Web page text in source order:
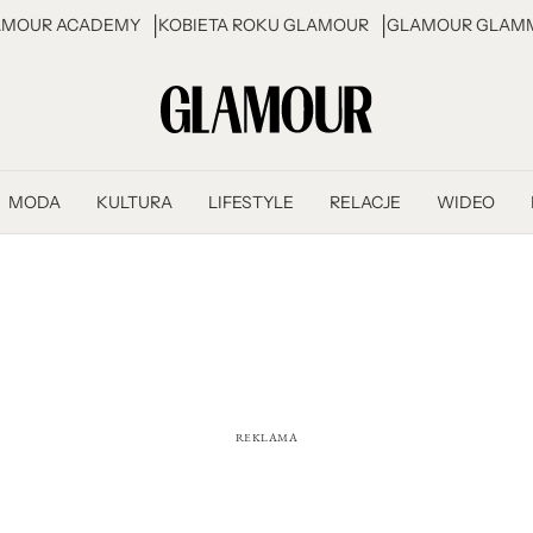
ACADEMY KOBIETA ROKU GLAMOUR GLAMOUR
MODA KULTURA LIFESTYLE RELACJE WIDEO